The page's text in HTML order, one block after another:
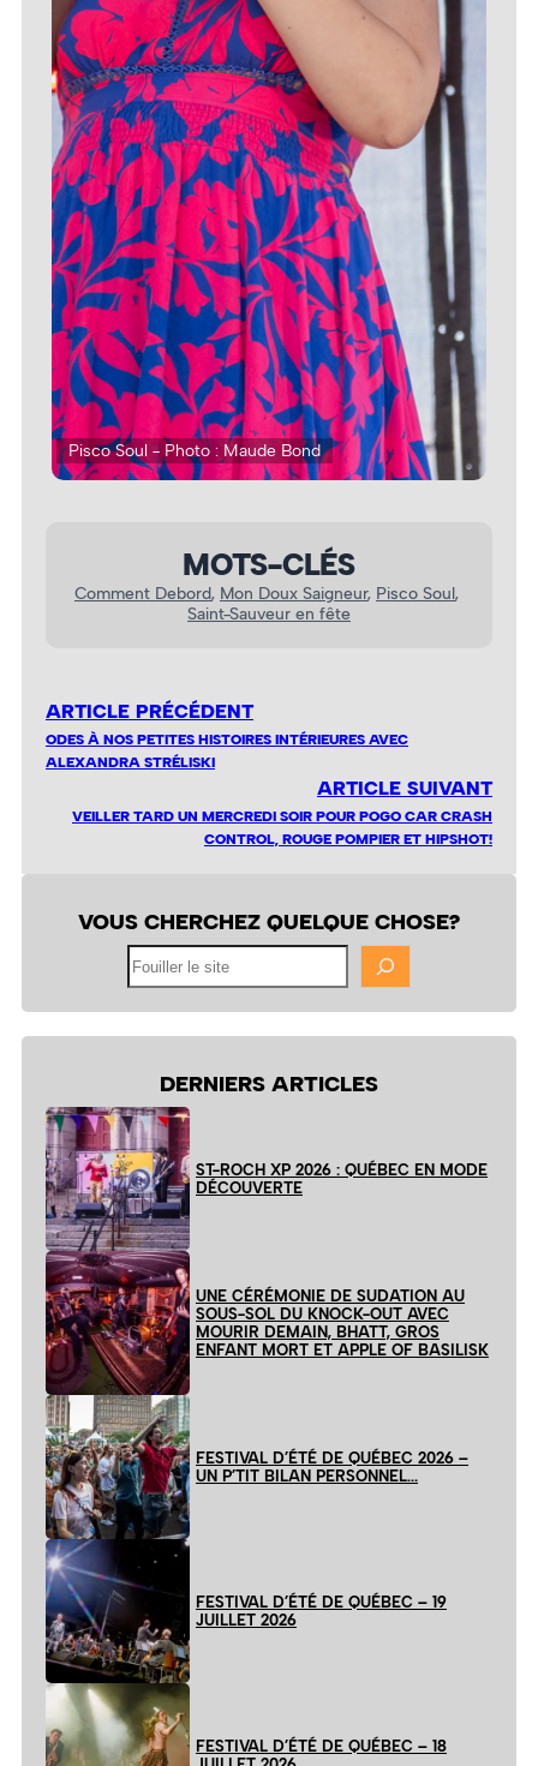
Pisco Soul - Photo : Maude Bond
MOTS-CLÉS
Comment Debord, Mon Doux Saigneur, Pisco Soul
Saint-Sauveur en fête
ARTICLE PRÉCÉDENT
ODES À NOS PETITES HISTOIRES INTÉRIEURES AVEC
ALEXANDRA STRÉLISKI
ARTICLE SUIVANT
VEILLER TARD UN MERCREDI SOIR POUR POGO CAR CRASH
CONTROL, ROUGE POMPIER ET HIPSHOT!
VOUS CHERCHEZ QUELQUE CHOSE?
DERNIERS ARTICLES
ST-ROCH XP 2026 : QUÉBEC EN MODE
DÉCOUVERTE
UNE CÉRÉMONIE DE SUDATION AU
SOUS-SOL DU KNOCK-OUT AVEC
MOURIR DEMAIN, BHATT, GROS
ENFANT MORT ET APPLE OF BASILISK
FESTIVAL D’ÉTÉ DE QUÉBEC 2026 –
UN P’TIT BILAN PERSONNEL…
FESTIVAL D’ÉTÉ DE QUÉBEC – 19
JUILLET 2026
FESTIVAL D’ÉTÉ DE QUÉBEC – 18